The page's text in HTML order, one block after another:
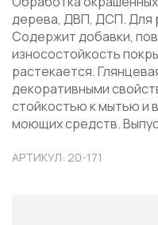
дерева, ДВП, ДСП. Для
Содержит добавки,
износостойкость
растекается.
декоративными
стойкостью к мытью и
моющих средств.
АРТИКУЛ: 20-171